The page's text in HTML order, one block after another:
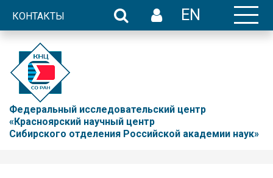
КОНТАКТЫ EN
Федеральный исследовательский центр
«Красноярский научный центр
Сибирского отделения Российской академии наук»